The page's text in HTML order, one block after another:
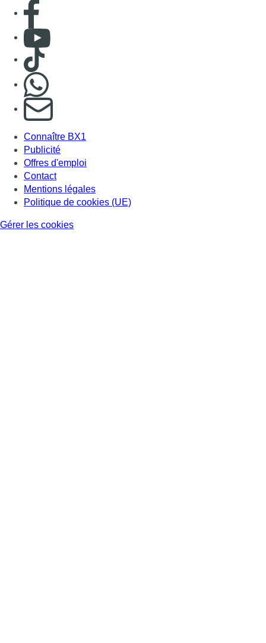
Consulter page Facebook
Consulter Youtube
Consulter TikTok
S'abonner à notre newsletter
Connaître BX1
Publicité
Offres d'emploi
Contact
Mentions légales
Politique de cookies (UE)
Gérer les cookies